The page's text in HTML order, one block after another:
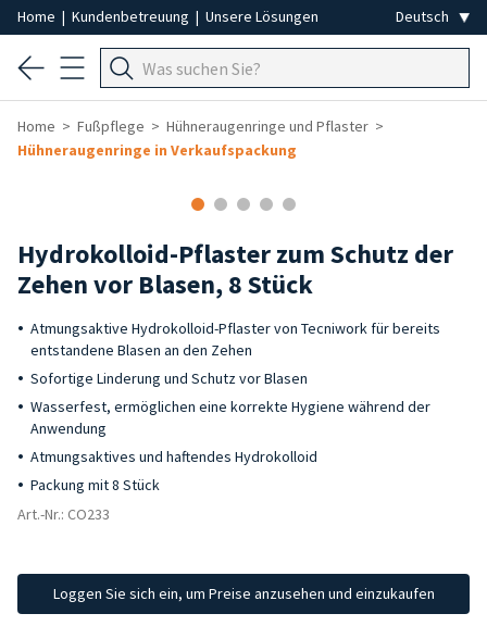
Home | Kundenbetreuung | Unsere Lösungen
Home Fußpflege
Hühneraugenringe und Pflaster
Hühneraugenringe in Verkaufspackung
Hydrokolloid-Pflaster zum Schutz der
Zehen vor Blasen, 8 Stück
Atmungsaktive Hydrokolloid-Pflaster von Tecniwork für bereits
entstandene Blasen an den Zehen
Sofortige Linderung und Schutz vor Blasen
Wasserfest, ermöglichen eine korrekte Hygiene während der
Anwendung
Atmungsaktives und haftendes Hydrokolloid
Packung mit 8 Stück
Art.-Nr.: CO233
Loggen Sie sich ein, um Preise anzusehen und einzukaufen